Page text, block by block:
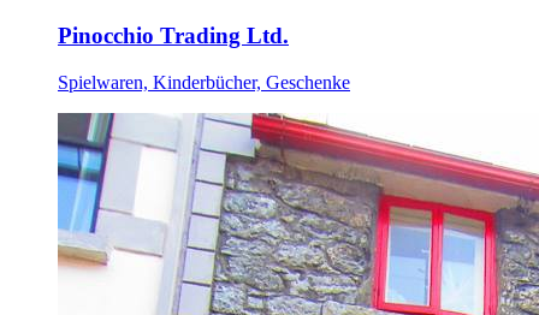
Pinocchio Trading Ltd.
Spielwaren, Kinderbücher, Geschenke